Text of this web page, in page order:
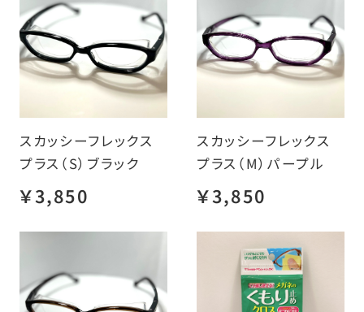
スカッシーフレックス
プラス（S）ブラック
￥3,850
スカッシーフレックス
プラス（M）パープル
￥3,850